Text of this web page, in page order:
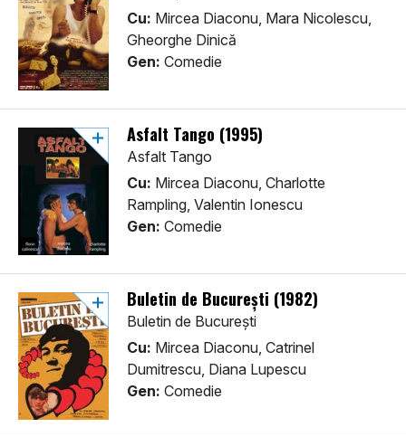
Cu: Mircea Diaconu, Mara Nicolescu,
Gheorghe Dinică
Gen: Comedie
Asfalt Tango (1995)
Asfalt Tango
Cu: Mircea Diaconu, Charlotte
Rampling, Valentin Ionescu
Gen: Comedie
Buletin de București (1982)
Buletin de București
Cu: Mircea Diaconu, Catrinel
Dumitrescu, Diana Lupescu
Gen: Comedie